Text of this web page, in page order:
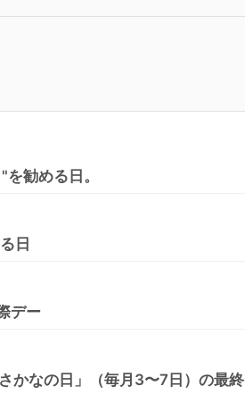
勧める日。
日
デー
かなの日」（毎月3〜7日）の最終